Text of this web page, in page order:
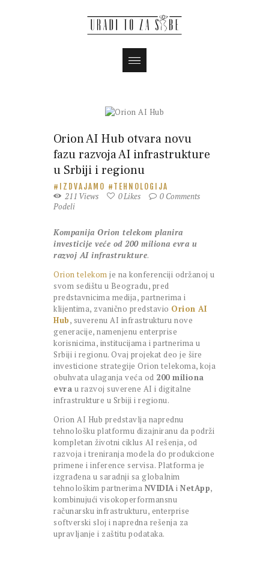
Orion AI Hub otvara novu
fazu razvoja AI infrastrukture
u Srbiji i regionu
IZDVAJAMO TEHNOLOGIJA
211 Views 0Likes 0 Comments
Podeli
Kompanija Orion telekom planira
investicije veće od 200 miliona evra u
razvoj AI infrastrukture.
Orion telekom je na konferenciji održanoj u
svom sedištu u Beogradu, pred
predstavnicima medija, partnerima i
klijentima, zvanično predstavio Orion AI
Hub, suverenu AI infrastrukturu nove
generacije, namenjenu enterprise
korisnicima, institucijama i partnerima u
Srbiji i regionu. Ovaj projekat deo je šire
investicione strategije Orion telekoma, koja
obuhvata ulaganja veća od 200 miliona
evra u razvoj suverene AI i digitalne
infrastrukture u Srbiji i regionu.
Orion AI Hub predstavlja naprednu
tehnološku platformu dizajniranu da podrži
kompletan životni ciklus AI rešenja, od
razvoja i treniranja modela do produkcione
primene i inference servisa. Platforma je
izgrađena u saradnji sa globalnim
tehnološkim partnerima NVIDIAi NetApp,
kombinujući visokoperformansnu
računarsku infrastrukturu, enterprise
softverski sloj i napredna rešenja za
upravljanje i zaštitu podataka.